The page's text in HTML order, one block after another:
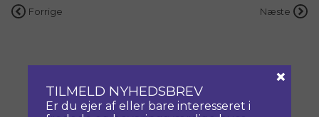
Indlægsnavigation
Forrige Næste
TILMELD NYHEDSBREV
Er du ejer af eller bare interesseret i
×